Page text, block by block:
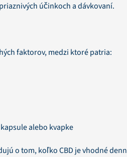
účinkoch a dávkovaní.
faktorov, medzi ktoré patria:
alebo kvapke
o tom, koľko CBD je vhodné